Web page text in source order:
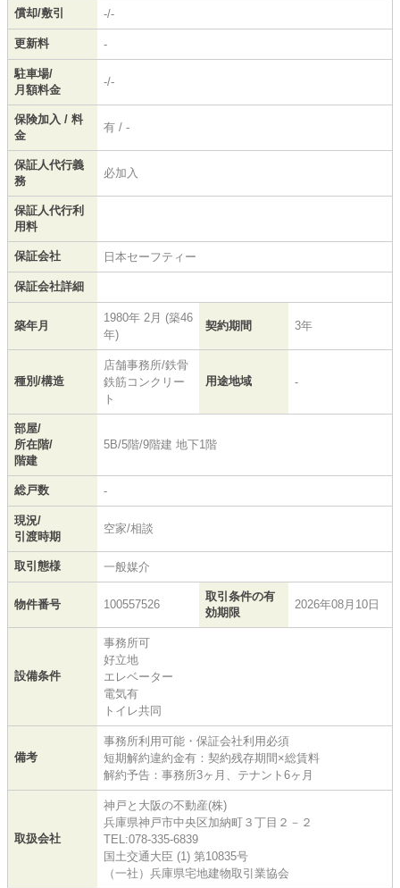
償却/敷引 -/-
更新料 -
駐車場/
月額料金
-/-
保険加入 / 料
金
有 / -
保証人代行義
務
必加入
保証人代行利
用料
保証会社 日本セーフティー
保証会社詳細
築年月
1980年 2月 (築46
年)
契約期間 3年
種別/構造
店舗事務所/鉄骨
鉄筋コンクリー
ト
用途地域 -
部屋/
所在階/
階建
5B/5階/9階建 地下1階
総戸数 -
現況/
引渡時期
空家/相談
取引態様 一般媒介
物件番号 100557526
取引条件の有
効期限
2026年08月10日
設備条件
事務所可
好立地
エレベーター
電気有
トイレ共同
備考
事務所利用可能・保証会社利用必須
短期解約違約金有：契約残存期間×総賃料
解約予告：事務所3ヶ月、テナント6ヶ月
取扱会社
神戸と大阪の不動産(株)
兵庫県神戸市中央区加納町３丁目２－２
TEL:078-335-6839
国土交通大臣 (1) 第10835号
（一社）兵庫県宅地建物取引業協会